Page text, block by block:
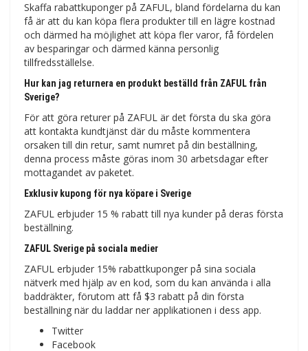
Skaffa rabattkuponger på ZAFUL, bland fördelarna du kan
få är att du kan köpa flera produkter till en lägre kostnad
och därmed ha möjlighet att köpa fler varor, få fördelen
av besparingar och därmed känna personlig
tillfredsställelse.
Hur kan jag returnera en produkt beställd från ZAFUL från
Sverige?
För att göra returer på ZAFUL är det första du ska göra
att kontakta kundtjänst där du måste kommentera
orsaken till din retur, samt numret på din beställning,
denna process måste göras inom 30 arbetsdagar efter
mottagandet av paketet.
Exklusiv kupong för nya köpare i Sverige
ZAFUL erbjuder 15 % rabatt till nya kunder på deras första
beställning.
ZAFUL Sverige på sociala medier
ZAFUL erbjuder 15% rabattkuponger på sina sociala
nätverk med hjälp av en kod, som du kan använda i alla
baddräkter, förutom att få $3 rabatt på din första
beställning när du laddar ner applikationen i dess app.
Twitter
Facebook